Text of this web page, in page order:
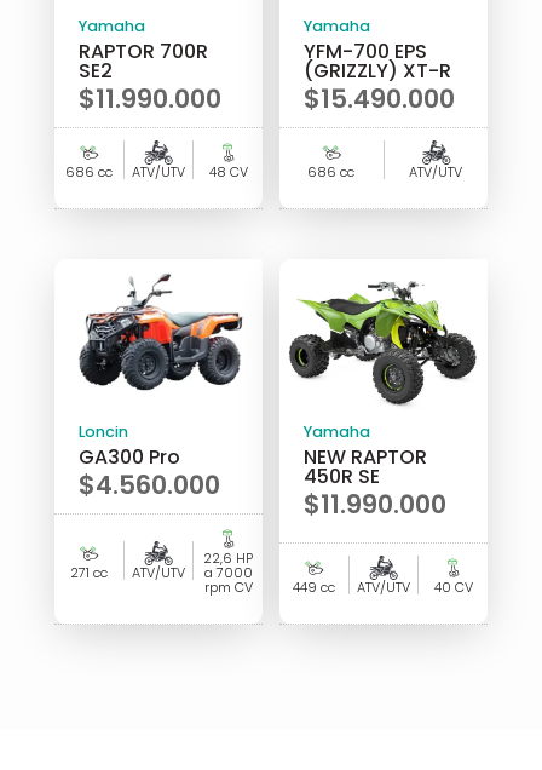
Yamaha
RAPTOR 700R
SE2
$11.990.000
686 cc ATV/UTV 48 CV
Yamaha
YFM-700 EPS
(GRIZZLY) XT-R
$15.490.000
686 cc ATV/UTV
Loncin
GA300 Pro
$4.560.000
271 cc ATV/UTV
22,6 HP
a 7000
rpm CV
Yamaha
NEW RAPTOR
450R SE
$11.990.000
449 cc ATV/UTV 40 CV